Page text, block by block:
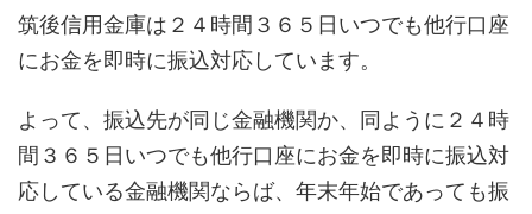
筑後信用金庫は２４時間３６５日いつでも他行口座
にお金を即時に振込対応しています。
よって、振込先が同じ金融機関か、同ように２４時
間３６５日いつでも他行口座にお金を即時に振込対
応している金融機関ならば、年末年始であっても振